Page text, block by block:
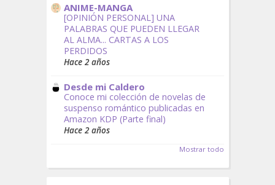
ANIME-MANGA
[OPINIÓN PERSONAL] UNA
PALABRAS QUE PUEDEN LLEGAR
AL ALMA... CARTAS A LOS
PERDIDOS
Hace 2 años
Desde mi Caldero
Conoce mi colección de novelas de
suspenso romántico publicadas en
Amazon KDP (Parte final)
Hace 2 años
Mostrar todo